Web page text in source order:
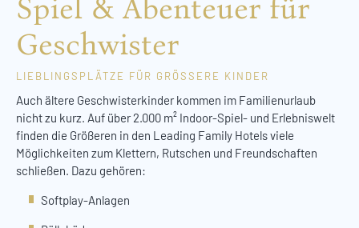
Spiel & Abenteuer für
Geschwister
LIEBLINGSPLÄTZE FÜR GRÖSSERE KINDER
Auch ältere Geschwisterkinder kommen im Familienurlaub
nicht zu kurz. Auf über 2.000 m² Indoor-Spiel- und Erlebniswelt
finden die Größeren in den Leading Family Hotels viele
Möglichkeiten zum Klettern, Rutschen und Freundschaften
schließen. Dazu gehören:
Softplay-Anlagen